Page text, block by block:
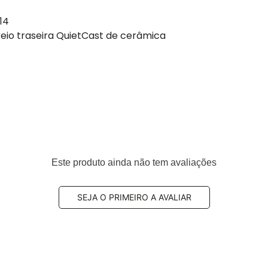
traseira QuietCast de cerâmica
A0054208120, A0064201320, A0064206120,
Este produto ainda não tem avaliações
SEJA O PRIMEIRO A AVALIAR